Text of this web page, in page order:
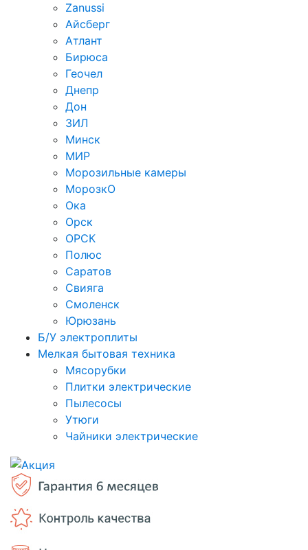
Zanussi
Айсберг
Атлант
Бирюса
Геочел
Днепр
Дон
ЗИЛ
Минск
МИР
Морозильные камеры
МорозкО
Ока
Орск
ОРСК
Полюс
Саратов
Свияга
Смоленск
Юрюзань
Б/У электроплиты
Мелкая бытовая техника
Мясорубки
Плитки электрические
Пылесосы
Утюги
Чайники электрические